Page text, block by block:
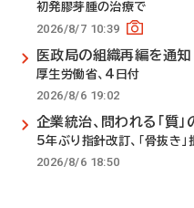
初発膠芽腫の治療で
2026/8/7 10:39
医政局の組織再編を通知
厚生労働省、4日付
2026/8/6 19:02
企業統治、問われる「質」
5年ぶり指針改訂、「骨抜き」
2026/8/6 18:50